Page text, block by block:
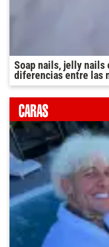
Soap nails, jelly nails
diferencias entre las